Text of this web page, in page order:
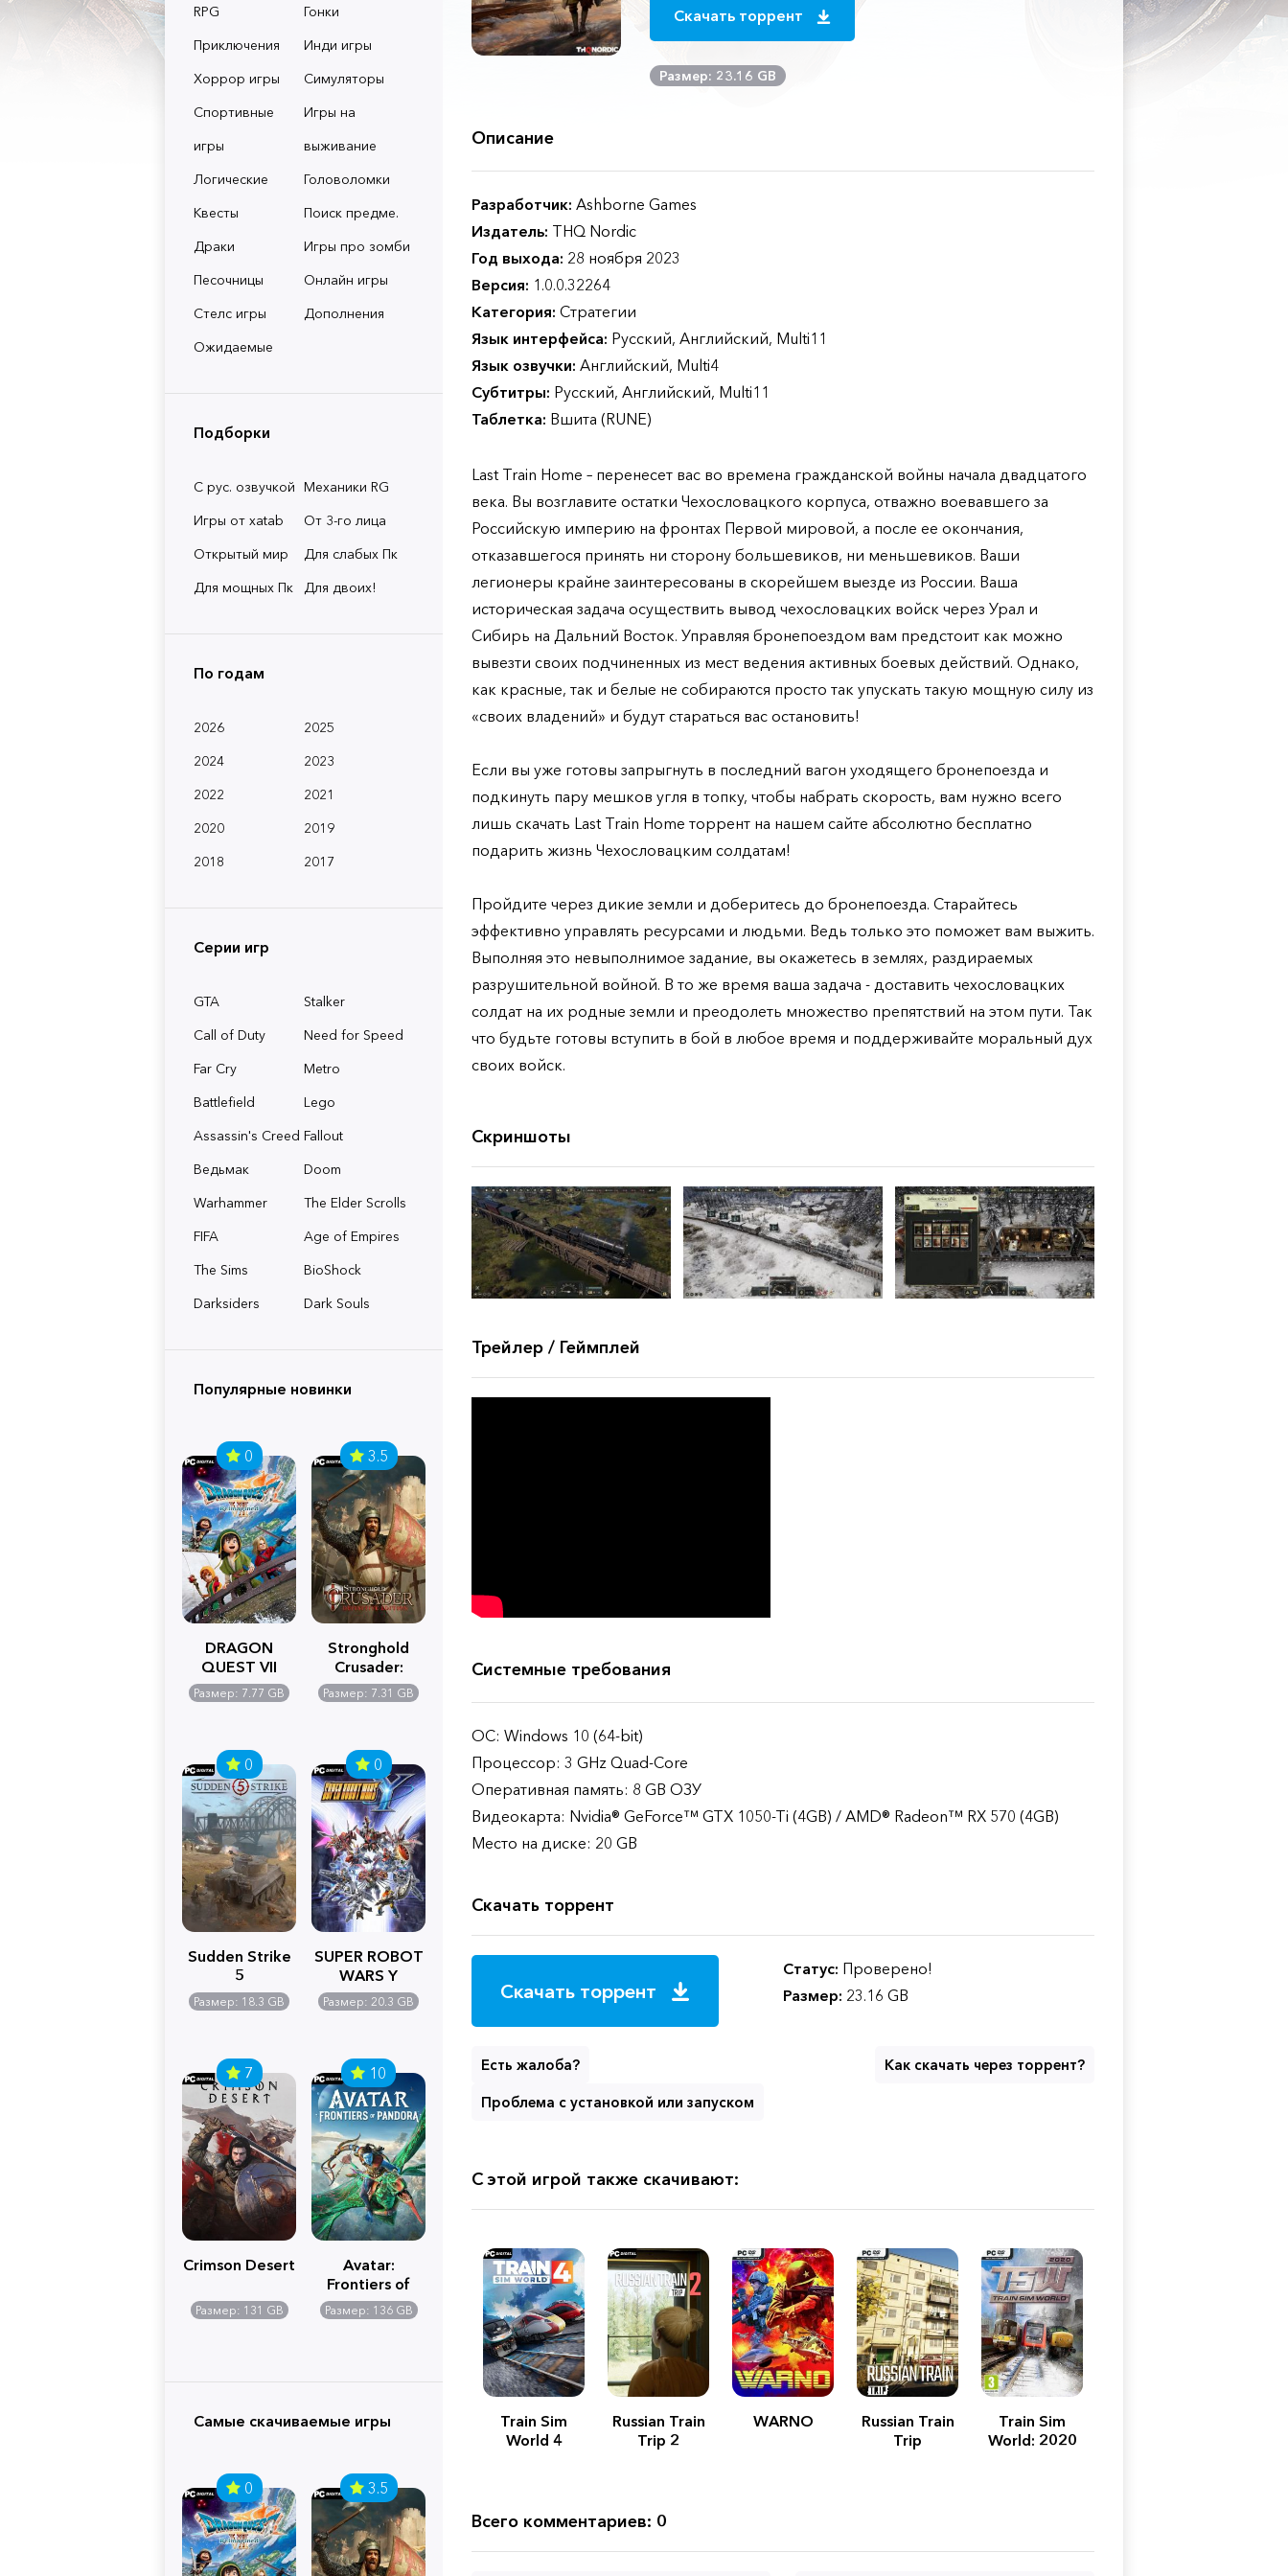
RPG
Гонки
Приключения
Инди игры
Хоррор игры
Симуляторы
Спортивные
игры
Игры на
выживание
Логические
Головоломки
Квесты
Поиск предме.
Драки
Игры про зомби
Песочницы
Онлайн игры
Стелс игры
Дополнения
Ожидаемые
Подборки
С рус. озвучкой Механики RG
Игры от xatab
От 3-го лица
Открытый мир
Для слабых Пк
Для мощных Пк
Для двоих!
По годам
2026
2025
2024
2023
2022
2021
2020
2019
2018
2017
Серии игр
GTA
Stalker
Call of Duty
Need for Speed
Far Cry
Metro
Battlefield
Lego
Assassin's Creed Fallout
Ведьмак
Doom
Warhammer
The Elder Scrolls
FIFA
Age of Empires
The Sims
BioShock
Darksiders
Dark Souls
Популярные новинки
0
DRAGON
QUEST VII
Reimagined
Размер: 7.77 GB
3.5
Stronghold
Crusader:
Definitive
Edition
Размер: 7.31 GB
0
Sudden Strike
5
Размер: 18.3 GB
0
SUPER ROBOT
WARS Y
Размер: 20.3 GB
7
Crimson Desert
Размер: 131 GB
10
Avatar:
Frontiers of
Pandora
Размер: 136 GB
Самые скачиваемые игры
0 3.5
Скачать торрент
Размер: 23.16 GB
Описание
Разработчик: Ashborne Games
Издатель: THQ Nordic
Год выхода: 28 ноября 2023
Версия: 1.0.0.32264
Категория: Стратегии
Язык интерфейса: Русский, Английский, Multi11
Язык озвучки: Английский, Multi4
Субтитры: Русский, Английский, Multi11
Таблетка: Вшита (RUNE)
Last Train Home – перенесет вас во времена гражданской войны начала двадцатого
века. Вы возглавите остатки Чехословацкого корпуса, отважно воевавшего за
Российскую империю на фронтах Первой мировой, а после ее окончания,
отказавшегося принять ни сторону большевиков, ни меньшевиков. Ваши
легионеры крайне заинтересованы в скорейшем выезде из России. Ваша
историческая задача осуществить вывод чехословацких войск через Урал и
Сибирь на Дальний Восток. Управляя бронепоездом вам предстоит как можно
вывезти своих подчиненных из мест ведения активных боевых действий. Однако,
как красные, так и белые не собираются просто так упускать такую мощную силу из
«своих владений» и будут стараться вас остановить!
Если вы уже готовы запрыгнуть в последний вагон уходящего бронепоезда и
подкинуть пару мешков угля в топку, чтобы набрать скорость, вам нужно всего
лишь скачать Last Train Home торрент на нашем сайте абсолютно бесплатно
подарить жизнь Чехословацким солдатам!
Пройдите через дикие земли и доберитесь до бронепоезда. Старайтесь
эффективно управлять ресурсами и людьми. Ведь только это поможет вам выжить.
Выполняя это невыполнимое задание, вы окажетесь в землях, раздираемых
разрушительной войной. В то же время ваша задача - доставить чехословацких
солдат на их родные земли и преодолеть множество препятствий на этом пути. Так
что будьте готовы вступить в бой в любое время и поддерживайте моральный дух
своих войск.
Скриншоты
Трейлер / Геймплей
Системные требования
ОС: Windows 10 (64-bit)
Процессор: 3 GHz Quad-Core
Оперативная память: 8 GB ОЗУ
Видеокарта: Nvidia® GeForce™ GTX 1050-Ti (4GB) / AMD® Radeon™ RX 570 (4GB)
Место на диске: 20 GB
Скачать торрент
Скачать торрент
Статус: Проверено!
Размер: 23.16 GB
Есть жалоба? Как скачать через торрент?
Проблема с установкой или запуском
С этой игрой также скачивают:
Train Sim
World 4
Russian Train
Trip 2
WARNO
Russian Train
Trip
Train Sim
World: 2020
Всего комментариев: 0